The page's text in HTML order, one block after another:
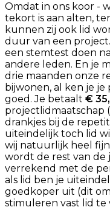
Omdat in ons koor -
tekort is aan alten,
kunnen zij ook lid
duur van een
een stemtest doen
andere leden. En je
drie maanden onze
bijwonen, al ken je je
goed. Je betaalt €
projectlidmaatschap
drankjes bij de
uiteindelijk toch lid
wij natuurlijk heel
wordt de rest van de
verrekend met de
als lid ben je
goedkoper uit (dit
stimuleren vast lid te